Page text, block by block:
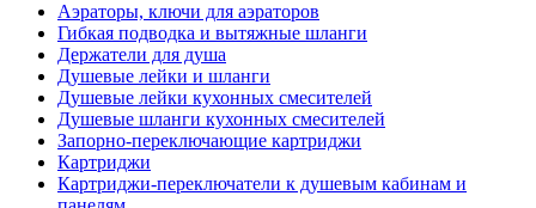
Аэраторы, ключи для аэраторов
Гибкая подводка и вытяжные шланги
Держатели для душа
Душевые лейки и шланги
Душевые лейки кухонных смесителей
Душевые шланги кухонных смесителей
Запорно-переключающие картриджи
Картриджи
Картриджи-переключатели к душевым кабинам и